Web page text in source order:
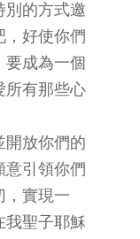
別的方式邀
，好使你們
成為一個
所有那些心
開放你們的
意引領你們
，實現一
我聖子耶穌